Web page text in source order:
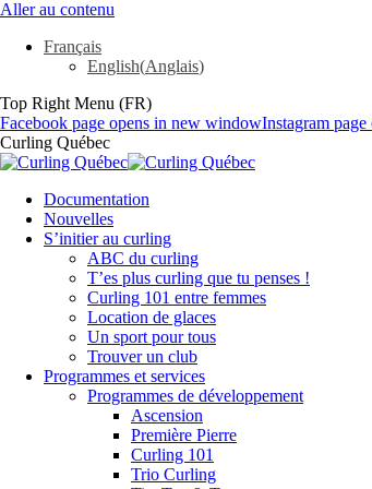
Aller au contenu
Français
English(Anglais)
Top Right Menu (FR)
Facebook page opens in new windowInstagram
Curling Québec
Documentation
Nouvelles
S’initier au curling
ABC du curling
T’es plus curling que tu penses !
Curling 101 entre femmes
Location de glaces
Un sport pour tous
Trouver un club
Programmes et services
Programmes de développement
Ascension
Première Pierre
Curling 101
Trio Curling